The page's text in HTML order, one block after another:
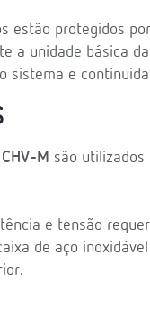
estão protegidos
a unidade básica
sistema e
CHV-M são
e tensão
de aço